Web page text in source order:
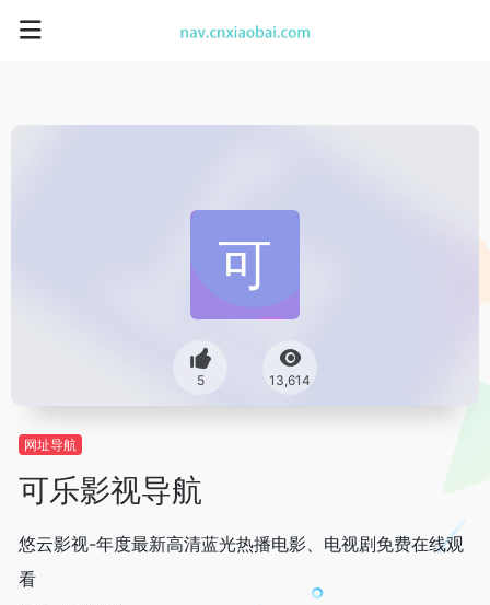
5 13,614
网址导航
可乐影视导航
悠云影视-年度最新高清蓝光热播电影、电视剧免费在线观
看